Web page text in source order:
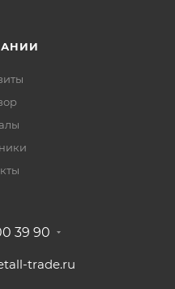
39 90
trade.ru